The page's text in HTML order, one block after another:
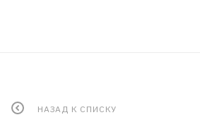
НАЗАД К СПИСКУ